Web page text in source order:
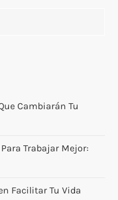
Cambiarán Tu
Trabajar Mejor:
Facilitar Tu Vida